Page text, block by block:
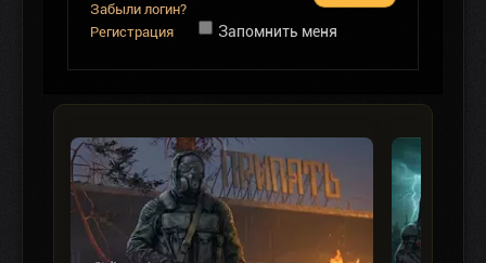
Забыли логин?
Регистрация
Запомнить меня